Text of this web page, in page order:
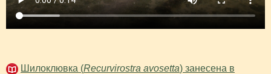
Шилоклювка (Recurvirostra avosetta) занесена в